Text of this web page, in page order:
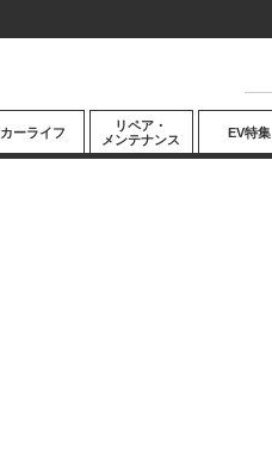
カーライフ
リペア・
メンテナンス
EV特集